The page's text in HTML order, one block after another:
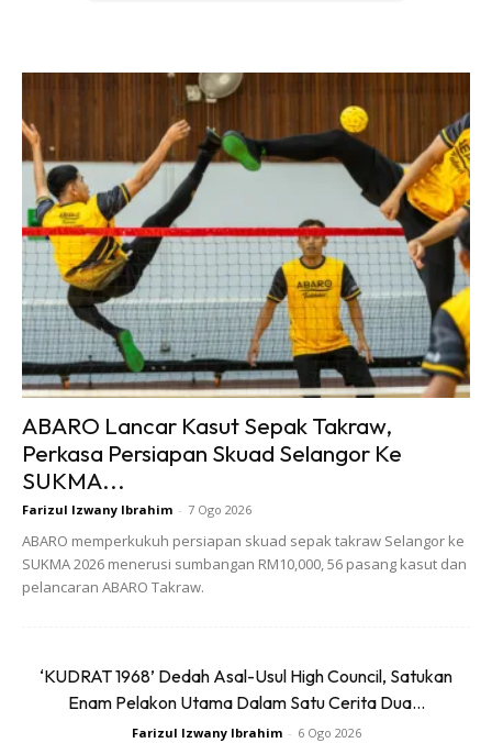
Ads
CARI BAU YANG MELAMBANGKAN
Terdapat keistimewaan jika anda seseorang yang
mempunyai koleksi minyak wangi yang banyak. Jika anda
ABARO Lancar Kasut Sepak Takraw,
Perkasa Persiapan Skuad Selangor Ke
SUKMA...
Farizul Izwany Ibrahim - 7 Ogo 2026
ABARO memperkukuh persiapan skuad sepak takraw Selangor ke
SUKMA 2026 menerusi sumbangan RM10,000, 56 pasang kasut dan
pelancaran ABARO Takraw.
‘KUDRAT 1968’ Dedah Asal-Usul High Council, Satukan
Enam Pelakon Utama Dalam Satu Cerita Dua...
Farizul Izwany Ibrahim - 6 Ogo 2026